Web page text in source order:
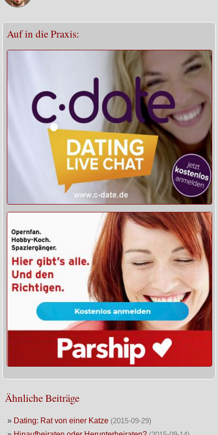
Auf in die Praxis:
Ähnliche Beiträge
» Dating: Rat von einer Katze (2015-09-29)